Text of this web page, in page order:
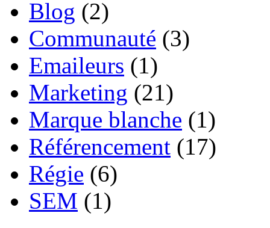
Blog (2)
Communauté (3)
Emaileurs (1)
Marketing (21)
Marque blanche (1)
Référencement (17)
Régie (6)
SEM (1)